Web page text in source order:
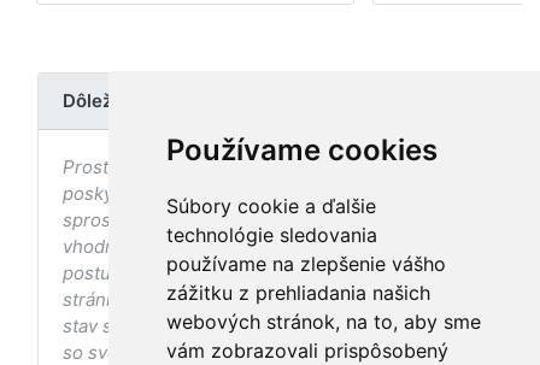
Používame cookies
Súbory cookie a ďalšie
technológie sledovania
používame na zlepšenie vášho
zážitku z prehliadania našich
webových stránok, na to, aby sme
vám zobrazovali prispôsobený
Dôležité upozornenie
Prostredníctvom stránky nedochádza k
poskytovaniu zdravotnej starostlivosti, ani k jej
sprostredkovaniu, ani k jej nahrádzaniu. O
vhodných postupoch v oblasti zdravia, vhodnosti
postupov a odporúčaní prezentovaných na
stránke s ohľadom na Váš zdravotný
stav sa pred ich aplikáciou vždy vopred poraďte
so svojím ošetrujúcim lekárom, a to najmä ak ste